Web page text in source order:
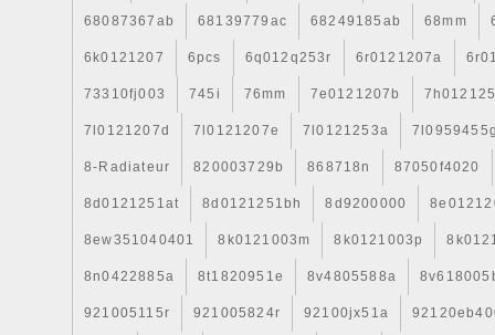
68087367ab 68139779ac 68249185ab 68mm
6k0121207 6pcs 6q012q253r 6r0121207a
73310fj003 745i 76mm 7e0121207b
7l0121207d 7l0121207e 7l0121253a
8-Radiateur 820003729b 868718n 87050f4020
8d0121251at 8d0121251bh 8d9200000
8ew351040401 8k0121003m 8k0121003p
8n0422885a 8t1820951e 8v4805588a
921005115r 921005824r 92100jx51a